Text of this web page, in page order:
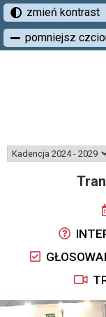
zmień kontrast
pomniejsz